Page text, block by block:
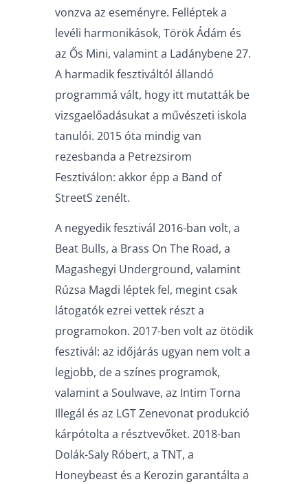
vonzva az eseményre. Felléptek a
levéli harmonikások, Török Ádám és
az Ős Mini, valamint a Ladánybene 27.
A harmadik fesztiváltól állandó
programmá vált, hogy itt mutatták be
vizsgaelőadásukat a művészeti iskola
tanulói. 2015 óta mindig van
rezesbanda a Petrezsirom
Fesztiválon: akkor épp a Band of
StreetS zenélt.
A negyedik fesztivál 2016-ban volt, a
Beat Bulls, a Brass On The Road, a
Magashegyi Underground, valamint
Rúzsa Magdi léptek fel, megint csak
látogatók ezrei vettek részt a
programokon. 2017-ben volt az ötödik
fesztivál: az időjárás ugyan nem volt a
legjobb, de a színes programok,
valamint a Soulwave, az Intim Torna
Illegál és az LGT Zenevonat produkció
kárpótolta a résztvevőket. 2018-ban
Dolák-Saly Róbert, a TNT, a
Honeybeast és a Kerozin garantálta a